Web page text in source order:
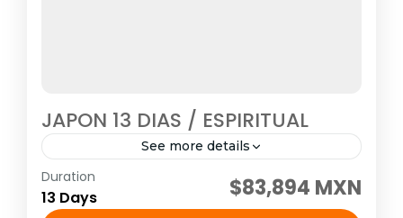
JAPON 13 DIAS / ESPIRITUAL
See more details
Visitando: Tokio, Hakone, Kioto, Nara,
Kanazawa, Shirakawago, Takayama,
Duration
13 Days $83,894 MXN